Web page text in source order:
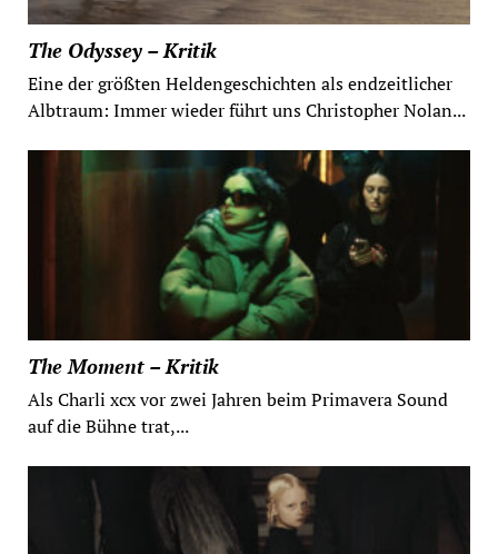
The Odyssey – Kritik
Eine der größten Heldengeschichten als endzeitlicher
Albtraum: Immer wieder führt uns Christopher Nolan...
The Moment – Kritik
Als Charli xcx vor zwei Jahren beim Primavera Sound
auf die Bühne trat,...